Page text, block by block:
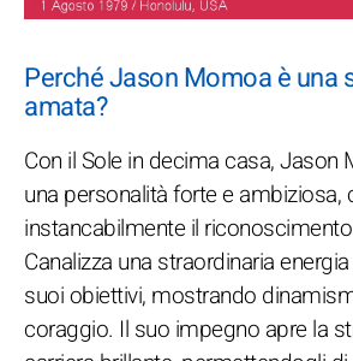
Perché Jason Momoa è una
amata?
Con il Sole in decima casa, Jason
una personalità forte e ambiziosa,
instancabilmente il
Canalizza una straordinaria
suoi obiettivi, mostrando
coraggio. Il suo impegno apre la